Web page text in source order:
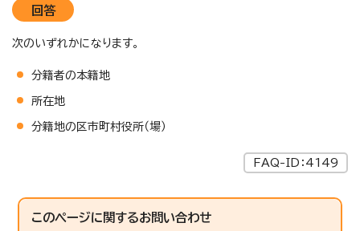
回答
次のいずれかになります。
分籍者の本籍地
所在地
分籍地の区市町村役所（場）
FAQ-ID：4149
このページに関するお問い合わせ